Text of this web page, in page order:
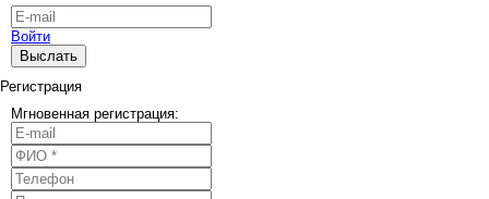
Войти
Выслать
Регистрация
Мгновенная регистрация: